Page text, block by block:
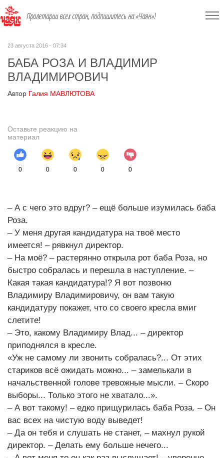
Пролетарии всех стран, подпишитесь на «Чаян»!
23 августа 2016 - 07:34
БАБА РОЗА И ВЛАДИМИР
ВЛАДИМИРОВИЧ
Автор Галия МАВЛЮТОВА
Оставьте реакцию на
материал
0 0 0 0 0
– А с чего это вдруг? – ещё больше изумилась баба
Роза.
– У меня другая кандидатура на твоё место
имеется! – рявкнул директор.
– На моё? – растерянно открыла рот баба Роза, но
быстро собралась и перешла в наступление. –
Какая такая кандидатура!? Я вот позвоню
Владимиру Владимировичу, он вам такую
кандидатуру покажет, что со своего кресла вмиг
слетите!
– Это, какому Владимиру Влад... – директор
приподнялся в кресле.
«Уж не самому ли звонить собралась?... От этих
стариков всё ожидать можно... – замелькали в
начальственной голове тревожные мысли. – Скоро
выборы... Только этого не хватало...».
– А вот такому! – едко прищурилась баба Роза. – Он
вас всех на чистую воду выведет!
– Да он тебя и слушать не станет, – махнул рукой
директор. – Делать ему больше нечего...